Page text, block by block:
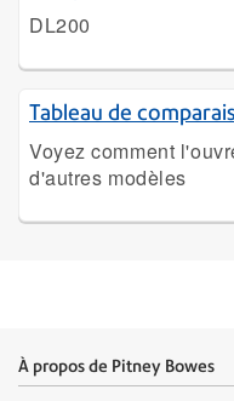
DL200
Tableau de
Voyez comment
d'autres modèles
À propos de Pitney Bowes